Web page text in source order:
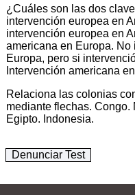
¿Cuáles son las dos
intervención europea en
intervención europea en
americana en Europa.
Europa, pero si
Intervención americana
Relaciona las colonias
mediante flechas. Congo.
Egipto. Indonesia.
Denunciar Test